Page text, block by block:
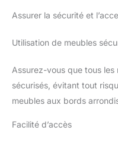
Assurer la sécurité et
Utilisation de meubles
Assurez-vous que tous
sécurisés, évitant tout
meubles aux bords
Facilité d’accès